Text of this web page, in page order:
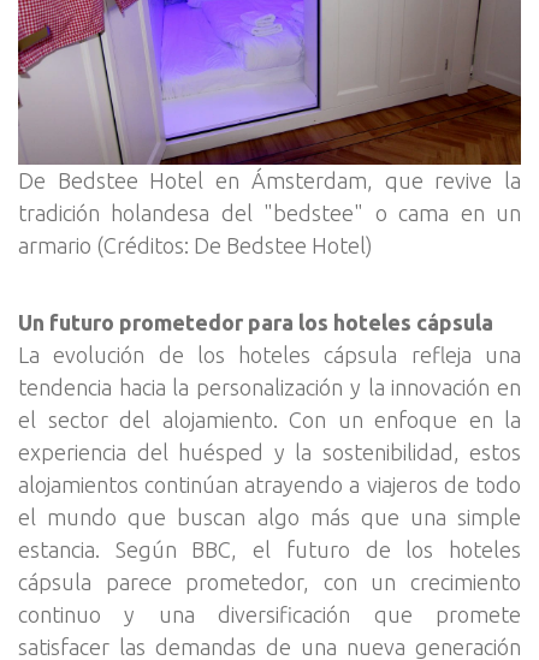
De Bedstee Hotel en Ámsterdam, que revive la
tradición holandesa del "bedstee" o cama en un
armario (Créditos: De Bedstee Hotel)
Un futuro prometedor para los hoteles cápsula
La evolución de los hoteles cápsula refleja una
tendencia hacia la personalización y la innovación en
el sector del alojamiento. Con un enfoque en la
experiencia del huésped y la sostenibilidad, estos
alojamientos continúan atrayendo a viajeros de todo
el mundo que buscan algo más que una simple
estancia. Según BBC, el futuro de los hoteles
cápsula parece prometedor, con un crecimiento
continuo y una diversificación que promete
satisfacer las demandas de una nueva generación